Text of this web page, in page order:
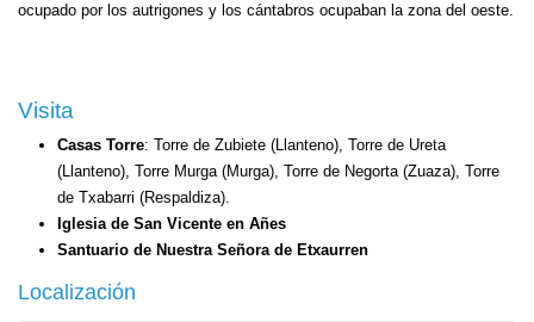
ocupado por los autrigones y los cántabros ocupaban la zona del oeste.
Visita
Casas Torre: Torre de Zubiete (Llanteno), Torre de Ureta
(Llanteno), Torre Murga (Murga), Torre de Negorta (Zuaza), Torre
de Txabarri (Respaldiza).
Iglesia de San Vicente en Añes
Santuario de Nuestra Señora de Etxaurren
Localización